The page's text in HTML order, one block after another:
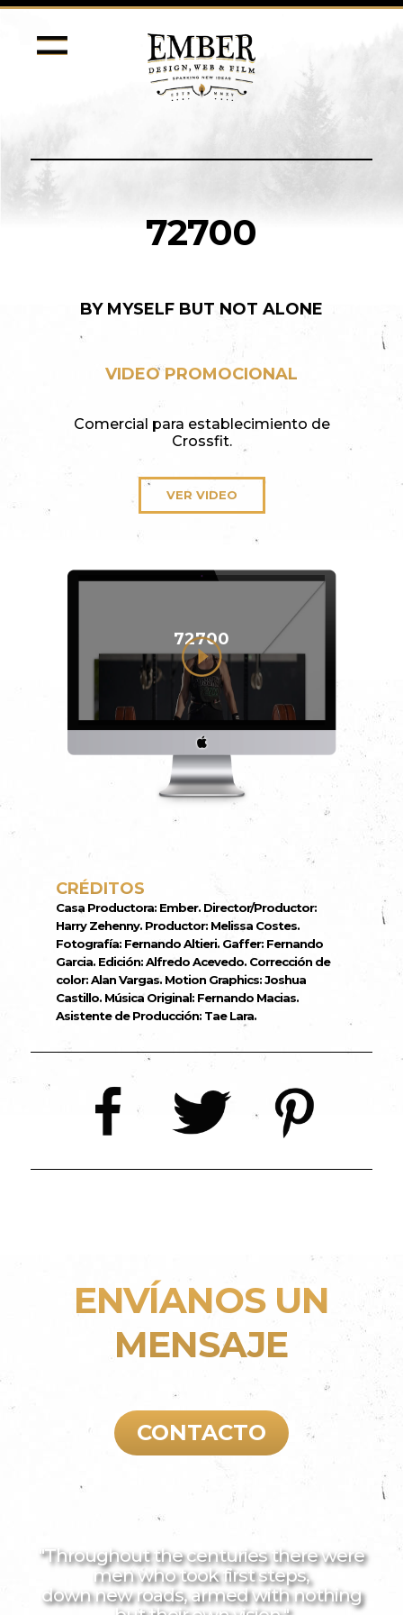
72700
BY MYSELF BUT NOT ALONE
VIDEO PROMOCIONAL
Comercial para establecimiento de
Crossfit.
VER VIDEO
72700
CRÉDITOS
Casa Productora: Ember. Director/Productor:
Harry Zehenny. Productor: Melissa Costes.
Fotografía: Fernando Altieri. Gaffer: Fernando
Garcia. Edición: Alfredo Acevedo. Corrección de
color: Alan Vargas. Motion Graphics: Joshua
Castillo. Música Original: Fernando Macias.
Asistente de Producción: Tae Lara.
ENVÍANOS UN
MENSAJE
CONTACTO
"Throughout the centuries there were
men who took first steps,
down new roads, armed with nothing